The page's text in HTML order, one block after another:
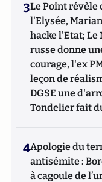
3Le Point révèle
l'Elysée,
hacke l'Etat; Le
russe donne
courage, l'ex
leçon de
DGSE une
Tondelier fait
4Apologie du
antisémite :
à cagoule de